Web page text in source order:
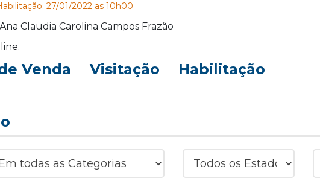
27/01/2022 as 10h00
Ana Claudia Carolina Campos Frazão
Venda Visitação Habilitação